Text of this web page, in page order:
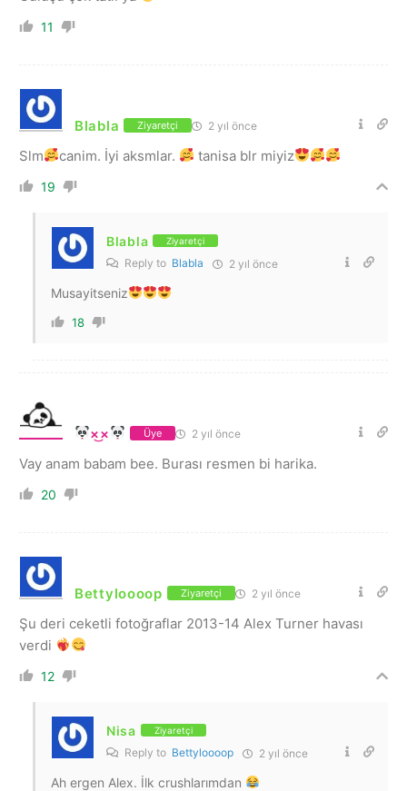
11
Blabla Ziyaretçi 2 yıl önce
Slm canim. İyi aksmlar. tanisa blr miyiz
19
Blabla Ziyaretçi
Reply to Blabla 2 yıl önce
Musayitseniz
18
×͜× Üye 2 yıl önce
Vay anam babam bee. Burası resmen bi harika.
20
Bettyloooop Ziyaretçi 2 yıl önce
Şu deri ceketli fotoğraflar 2013-14 Alex Turner havası
verdi
12
Nisa Ziyaretçi
Reply to Bettyloooop 2 yıl önce
Ah ergen Alex. İlk crushlarımdan